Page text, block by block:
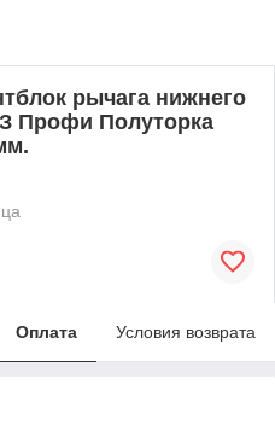
рычага нижнего
Профи Полуторка
Оплата Условия возврата